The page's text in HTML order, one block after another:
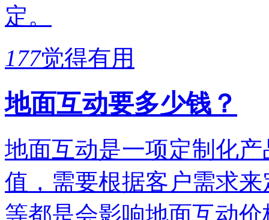
定。
177觉得有用
地面互动要多少钱？
地面互动是一项定制化
值，需要根据客户需求
等都是会影响地面互动价